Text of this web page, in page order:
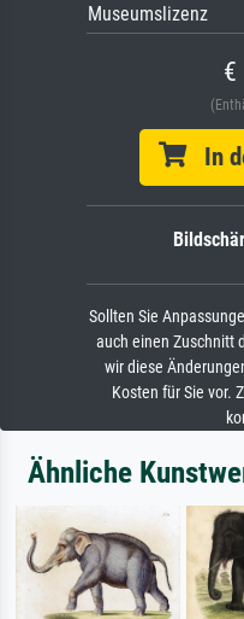
Museumslizenz
€
In
Sollten Sie
auch einen Zuschnitt
wir diese
Kosten für Sie vor.
Ähnliche